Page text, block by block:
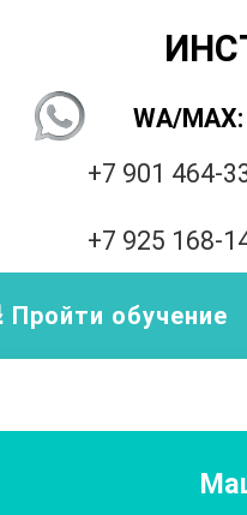
WA/MAX:
+7 901 464-
+7 925 168-
Пройти обучение